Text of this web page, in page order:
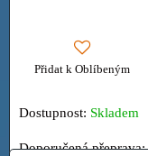
Přidat k Oblíbeným
Dostupnost: Skladem